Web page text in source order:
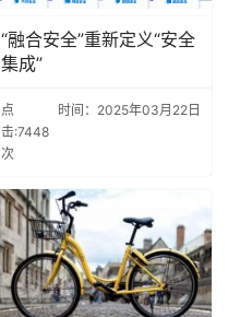
“融合安全”重新定义“安全
集成”
点
击:7448
次
时间：2025年03月22日